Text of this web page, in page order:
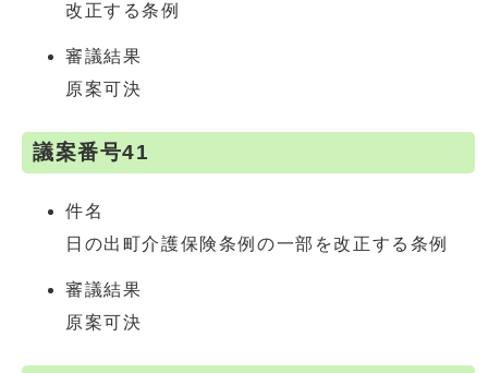
改正する条例
審議結果
原案可決
議案番号41
件名
日の出町介護保険条例の一部を改正する条例
審議結果
原案可決